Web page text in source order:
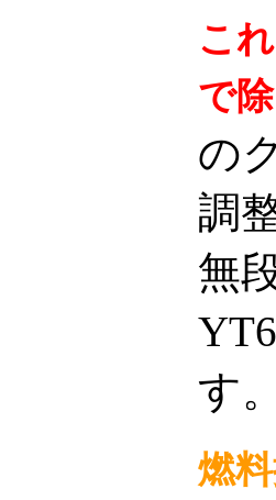
こ
で
の
調
無
す。
燃